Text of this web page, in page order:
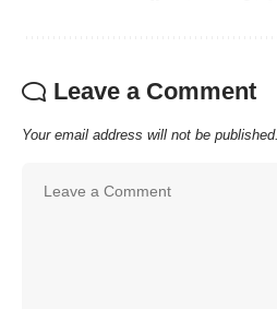
Leave a Comment
Your email address will not be published.